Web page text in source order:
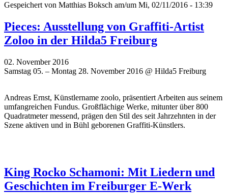
Gespeichert von Matthias Boksch am/um Mi, 02/11/2016 - 13:39
Pieces: Ausstellung von Graffiti-Artist
Zoloo in der Hilda5 Freiburg
02. November 2016
Samstag 05. – Montag 28. November 2016 @ Hilda5 Freiburg
Andreas Ernst, Künstlername zoolo, präsentiert Arbeiten aus seinem
umfangreichen Fundus. Großflächige Werke, mitunter über 800
Quadratmeter messend, prägen den Stil des seit Jahrzehnten in der
Szene aktiven und in Bühl geborenen Graffiti-Künstlers.
King Rocko Schamoni: Mit Liedern und
Geschichten im Freiburger E-Werk